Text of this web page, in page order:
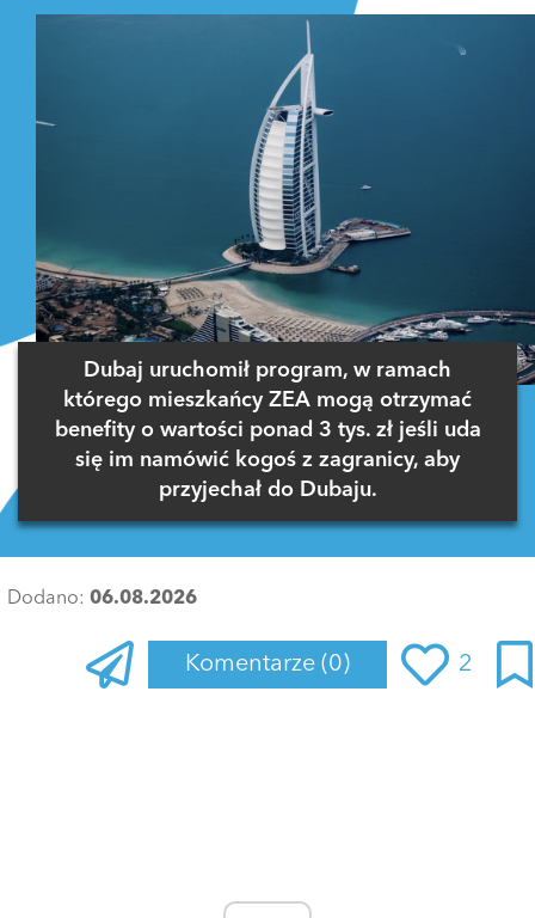
Dubaj uruchomił program, w ramach
którego mieszkańcy ZEA mogą otrzymać
benefity o wartości ponad 3 tys. zł jeśli uda
się im namówić kogoś z zagranicy, aby
przyjechał do Dubaju.
Dodano: 06.08.2026
Komentarze (0) 2